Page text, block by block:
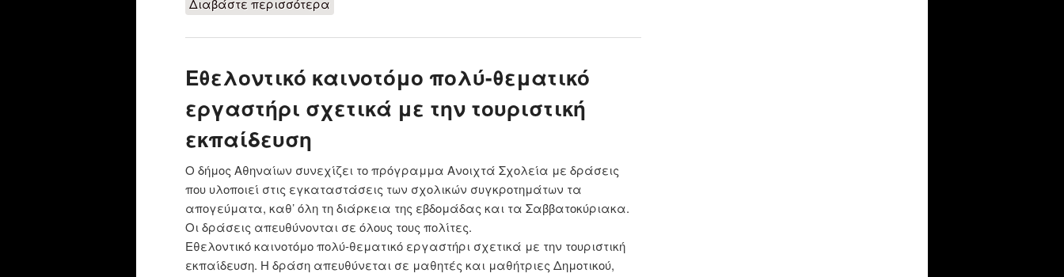
Διαβάστε περισσότερα
Εθελοντικό καινοτόμο πολύ-θεματικό
εργαστήρι σχετικά με την τουριστική
εκπαίδευση
Ο δήμος Αθηναίων συνεχίζει το πρόγραμμα Ανοιχτά Σχολεία με δράσεις
που υλοποιεί στις εγκαταστάσεις των σχολικών συγκροτημάτων τα
απογεύματα, καθ’ όλη τη διάρκεια της εβδομάδας και τα Σαββατοκύριακα.
Οι δράσεις απευθύνονται σε όλους τους πολίτες.
Εθελοντικό καινοτόμο πολύ-θεματικό εργαστήρι σχετικά με την τουριστική
εκπαίδευση. Η δράση απευθύνεται σε μαθητές και μαθήτριες Δημοτικού,